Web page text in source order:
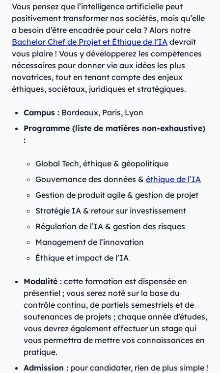
Vous pensez que l’intelligence artificielle peut
positivement transformer nos sociétés, mais qu’elle
a besoin d’être encadrée pour cela ? Alors notre
Bachelor Chef de Projet et Éthique de l’IA devrait
vous plaire ! Vous y développerez les compétences
nécessaires pour donner vie aux idées les plus
novatrices, tout en tenant compte des enjeux
éthiques, sociétaux, juridiques et stratégiques.
Campus : Bordeaux, Paris, Lyon
Programme (liste de matières non-exhaustive)
:
Global Tech, éthique & géopolitique
Gouvernance des données & éthique de l’IA
Gestion de produit agile & gestion de projet
Stratégie IA & retour sur investissement
Régulation de l’IA & gestion des risques
Management de l’innovation
Éthique et impact de l’IA
Modalité : cette formation est dispensée en
présentiel ; vous serez noté sur la base du
contrôle continu, de partiels semestriels et de
soutenances de projets ; chaque année d’études,
vous devrez également effectuer un stage qui
vous permettra de mettre vos connaissances en
pratique.
Admission : pour candidater, rien de plus simple !